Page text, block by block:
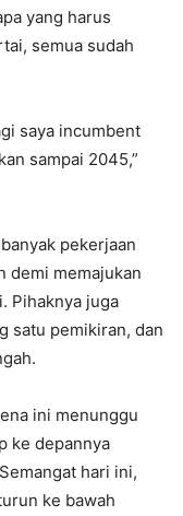
yang harus
semua sudah
saya incumbent
sampai 2045,”
pekerjaan
demi memajukan
Pihaknya juga
satu pemikiran, dan
ini menunggu
ke depannya
hari ini,
ke bawah